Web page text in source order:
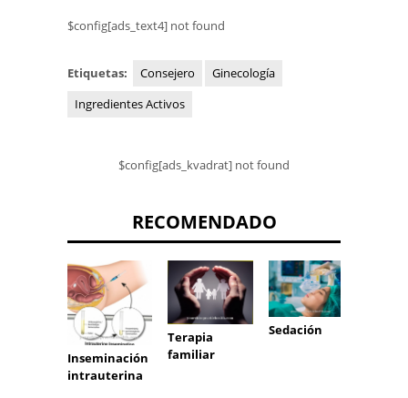
$config[ads_text4] not found
Etiquetas: Consejero
Ginecología
Ingredientes Activos
$config[ads_kvadrat] not found
RECOMENDADO
Inseminación
intrauterina
Terapia
familiar
Sedación